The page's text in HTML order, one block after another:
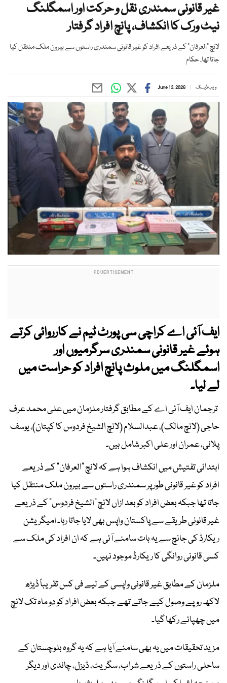
غیر قانونی سمندری نقل و حرکت اور اسمگلنگ
نیٹ ورک کا انکشاف، پانچ افراد گرفتار
لانچ "العرفان" کے ذریعے افراد کو غیر قانونی سمندری راستوں سے بیرون ملک منتقل کیا
جاتا تھا، حکام
ویب ڈیسک June 13, 2026
ایف آئی اے کراچی سی پورٹ ٹیم نے کارروائی کرتے
ہوئے غیر قانونی سمندری سرگرمیوں اور
اسمگلنگ میں ملوث پانچ افراد کو حراست میں
لے لیا۔
ترجمان ایف آئی اے کے مطابق گرفتار ملزمان میں علی محمد عرف
حاجی (لانچ مالک)، عبدالسلام (لانچ الشیخ فردوس کا کپتان)، یوسف
پلانی، عمران اور علی اکبر شامل ہیں۔
ابتدائی تفتیش میں انکشاف ہوا ہے کہ لانچ “العرفان” کے ذریعے
افراد کو غیر قانونی طور پر سمندری راستوں سے بیرون ملک منتقل کیا
جاتا تھا جبکہ بعض افراد کو بعد ازاں لانچ “الشیخ فردوس” کے ذریعے
غیر قانونی طریقے سے پاکستان واپس بھی لایا جاتا رہا۔ امیگریشن
ریکارڈ کی جانچ سے یہ بات سامنے آئی ہے کہ ان افراد کی ملک سے
کسی قانونی روانگی کا ریکارڈ موجود نہیں۔
ملزمان کے مطابق غیر قانونی واپسی کے لیے فی کس تقریباً ڈیڑھ
لاکھ روپے وصول کیے جاتے تھے جبکہ بعض افراد کو دو ماہ تک لانچ
میں چھپائے رکھا گیا۔
مزید تحقیقات میں یہ بھی سامنے آیا ہے کہ یہ گروہ بلوچستان کے
ساحلی راستوں کے ذریعے شراب، سگریٹ، ڈیزل، چاندی اور دیگر